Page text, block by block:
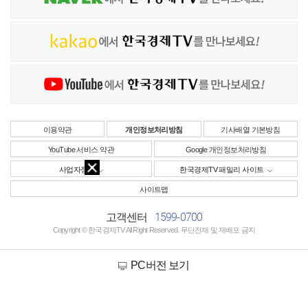
이용약관 개인정보처리방침 기사배열 기본방침
YouTube 서비스 약관 Google 개인정보처리방침
사업자정보 한국경제TV 패밀리 사이트
사이트맵
고객센터 1599-0700
Copyright © 한국경제TV All Right Reserved. 무단전재 및 재배포 금지
PC버전 보기